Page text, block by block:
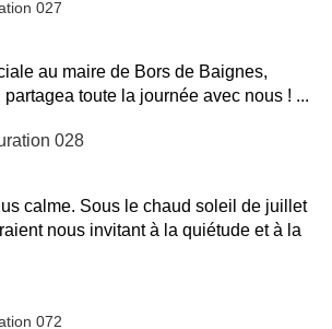
au maire de Bors de Baignes,
partagea toute la journée avec nous ! ...
calme. Sous le chaud soleil de juillet
nous invitant à la quiétude et à la